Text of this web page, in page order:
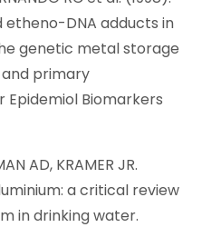
etheno-DNA adducts in
genetic metal storage
and primary
Biomarkers
AD, KRAMER JR.
a critical review
in drinking water.